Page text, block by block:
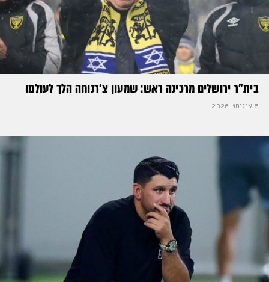
בית"ר ירושלים מרכינה ראש: שמעון צ'רנוחה הלך לעולמו
5 אוגוסט 2026